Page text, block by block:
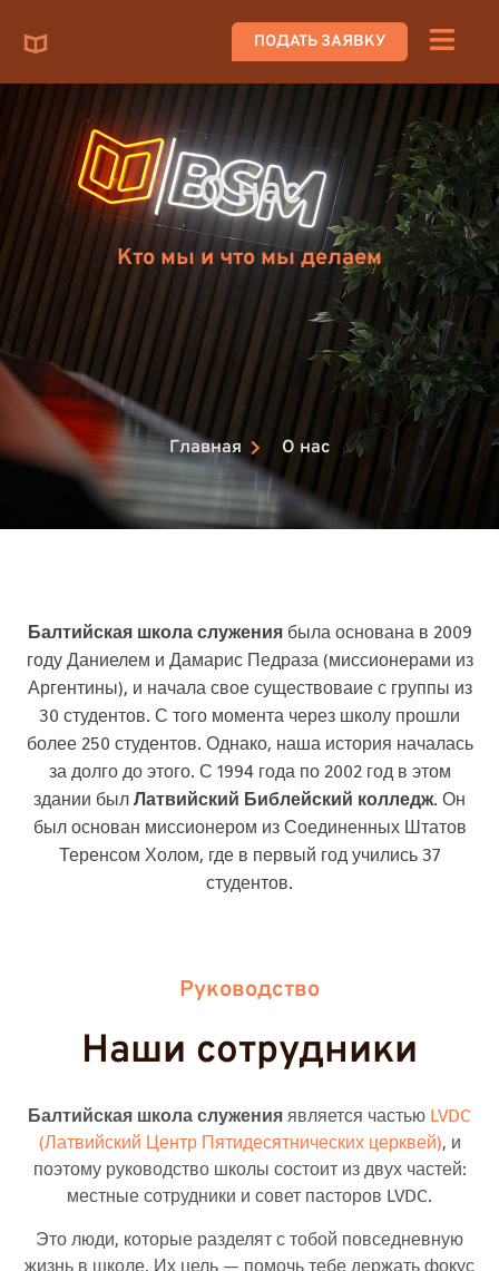
ПОДАТЬ ЗАЯВКУ
О нас
Кто мы и что мы делаем
Главная О нас
Балтийская школа служения была основана в 2009
году Даниелем и Дамарис Педраза (миссионерами из
Аргентины), и начала свое существоваие с группы из
30 студентов. С того момента через школу прошли
более 250 студентов. Однако, наша история началась
за долго до этого. С 1994 года по 2002 год в этом
здании былЛатвийский Библейский колледж. Он
был основан миссионером из Соединенных Штатов
Теренсом Холом, где в первый год учились 37
студентов.
Руководство
Наши сотрудники
Балтийская школа служенияявляется частью LVDC
(Латвийский Центр Пятидесятнических церквей), и
поэтому руководство школы состоит из двух частей:
местные сотрудники и совет пасторов LVDC.
Это люди, которые разделят с тобой повседневную
жизнь в школе. Их цель — помочь тебе держать фокус